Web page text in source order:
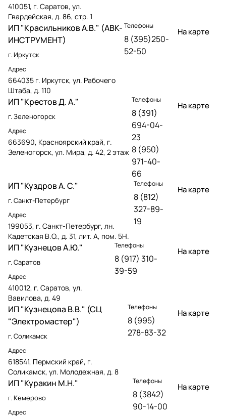
410051, г. Саратов, ул.
Гвардейская, д. 86, стр. 1
ИП "Красильников А.В." (АВК-
ИНСТРУМЕНТ)
г. Иркутск
Адрес
664035 г. Иркутск, ул. Рабочего
Штаба, д. 110
Телефоны
8 (395)250-
52-50
На карте
ИП "Крестов Д. А."
г. Зеленогорск
Адрес
663690, Красноярский край, г.
Зеленогорск, ул. Мира, д. 42, 2 этаж
Телефоны
8 (391)
694-04-
23
8 (950)
971-40-
66
На карте
ИП "Куздров А. С."
г. Санкт-Петербург
Адрес
199053, г. Санкт-Петербург, лн.
Кадетская В.О., д. 31, лит. А, пом. 5Н.
Телефоны
8 (812)
327-89-
19
На карте
ИП "Кузнецов А.Ю."
г. Саратов
Адрес
410012, г. Саратов, ул.
Вавилова, д. 49
Телефоны
8 (917) 310-
39-59
На карте
ИП "Кузнецова В.В." (СЦ
"Электромастер")
г. Соликамск
Адрес
618541, Пермский край, г.
Соликамск, ул. Молодежная, д. 8
Телефоны
8 (995)
278-83-32
На карте
ИП "Куракин М.Н."
г. Кемерово
Адрес
Телефоны
8 (3842)
90-14-00
На карте